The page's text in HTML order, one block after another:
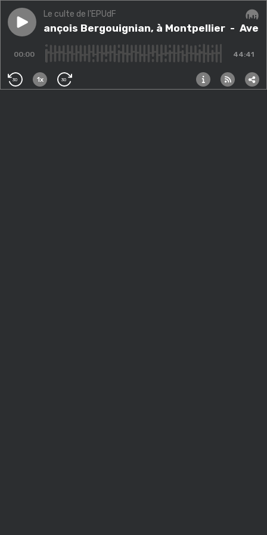
Play episodeAvec François Bergouignian, à Montpellier
Le culte de l'EPUdF
Avec François Bergouignian, à Montpellier - Avec
00:00 44:41
30 1x 30